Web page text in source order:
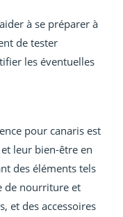
à se préparer à
de tester
les éventuelles
pour canaris est
leur bien-être en
des éléments tels
de nourriture et
et des accessoires